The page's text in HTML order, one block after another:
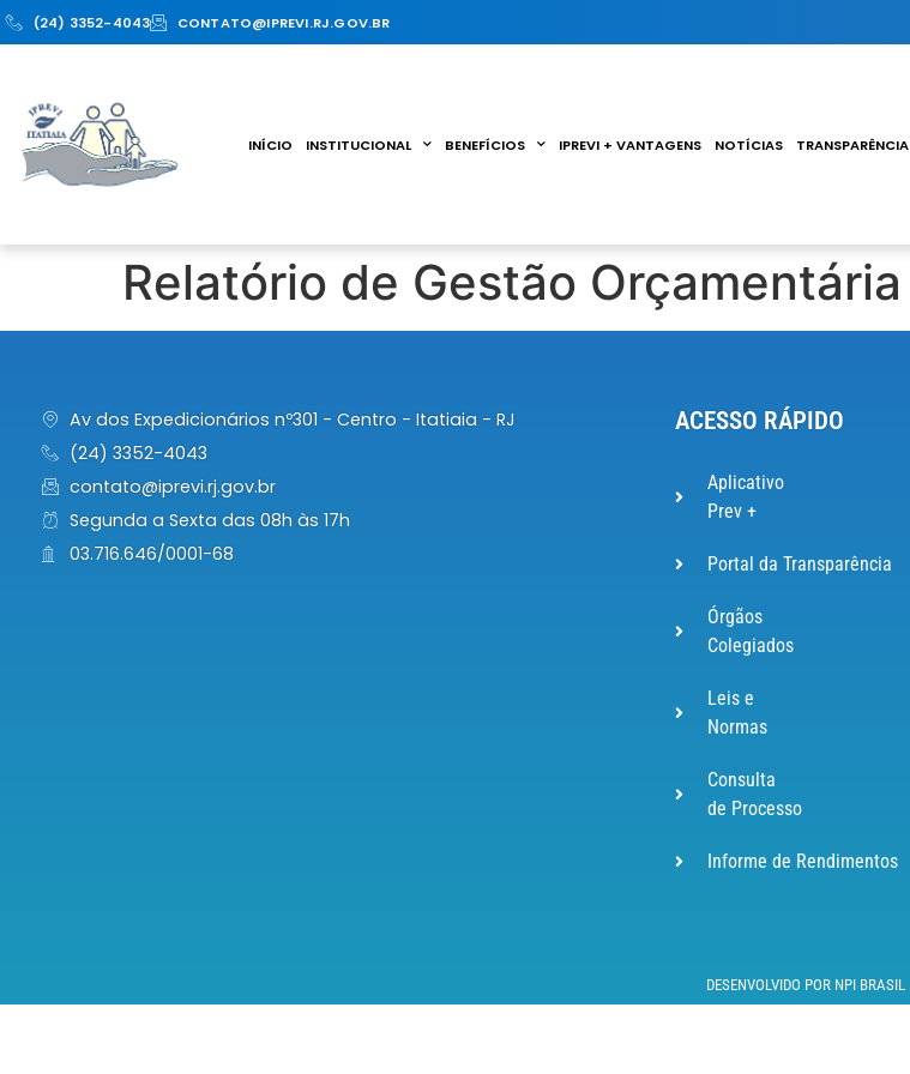
(24) 3352-4043 CONTATO@IPREVI.RJ.GOV.BR
INÍCIO INSTITUCIONAL BENEFÍCIOS IPREVI + VANTAGENS NOTÍCIAS TRANSPARÊNCIA
Relatório de Gestão Orçamentária
Av dos Expedicionários nº301 - Centro - Itatiaia - RJ
(24) 3352-4043
contato@iprevi.rj.gov.br
Segunda a Sexta das 08h às 17h
03.716.646/0001-68
ACESSO RÁPIDO
Aplicativo
Prev +
Portal da Transparência
Órgãos
Colegiados
Leis e
Normas
Consulta
de Processo
Informe de Rendimentos
DESENVOLVIDO POR NPI BRASIL